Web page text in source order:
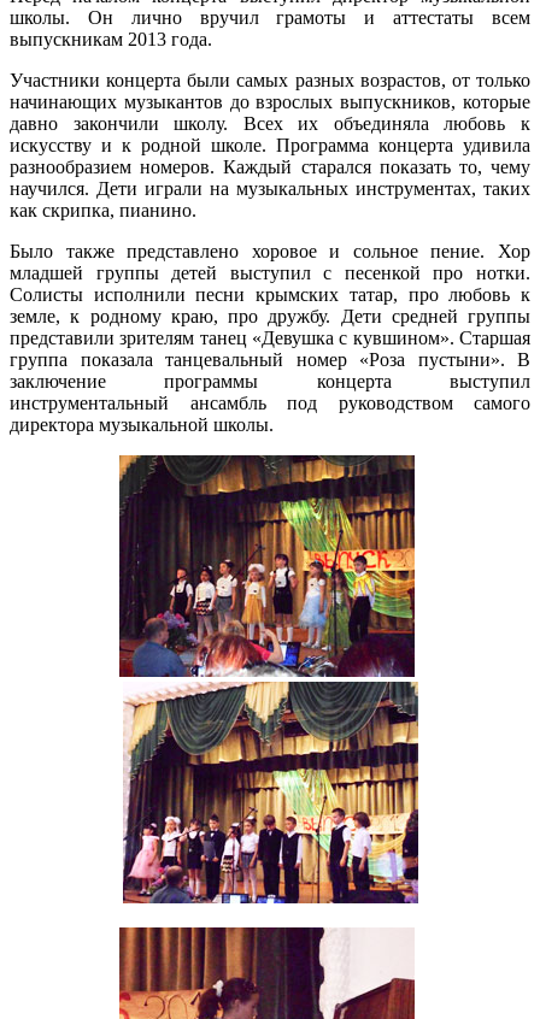
школы. Он лично вручил грамоты и аттестаты всем
выпускникам 2013 года.
Участники концерта были самых разных возрастов, от только
начинающих музыкантов до взрослых выпускников, которые
давно закончили школу. Всех их объединяла любовь к
искусству и к родной школе. Программа концерта удивила
разнообразием номеров. Каждый старался показать то, чему
научился. Дети играли на музыкальных инструментах, таких
как скрипка, пианино.
Было также представлено хоровое и сольное пение. Хор
младшей группы детей выступил с песенкой про нотки.
Солисты исполнили песни крымских татар, про любовь к
земле, к родному краю, про дружбу. Дети средней группы
представили зрителям танец «Девушка с кувшином». Старшая
группа показала танцевальный номер «Роза пустыни». В
заключение программы концерта выступил
инструментальный ансамбль под руководством самого
директора музыкальной школы.